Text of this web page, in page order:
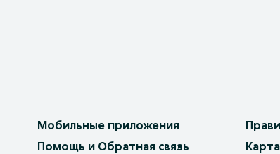
Мобильные приложения
Помощь и Обратная связь